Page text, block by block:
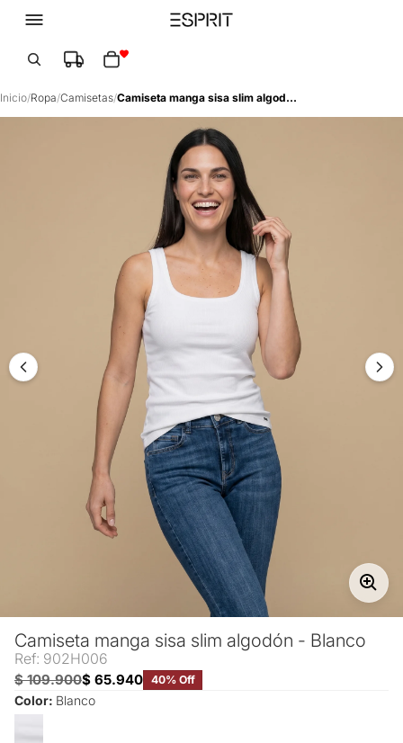
Inicio/Ropa/Camisetas/ Camiseta manga sisa slim algodón - Blanco
Camiseta manga sisa slim algodón - Blanco
Ref: 902H006
$ 109.900$ 65.940 40% Off
Color: Blanco